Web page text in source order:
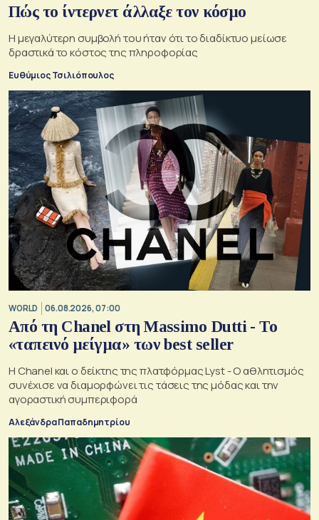
Πώς το ίντερνετ άλλαξε τον κόσμο
Η μεγαλύτερη συμβολή του ήταν ότι το διαδίκτυο μείωσε
δραστικά το κόστος της πληροφορίας
Ευθύμιος Τσιλιόπουλος
WORLD 06.08.2026, 07:00
Από τη Chanel στη Massimo Dutti - Το
«ταπεινό μείγμα» των best seller
Η Chanel και ο δείκτης της πλατφόρμας Lyst - Ο αθλητισμός
συνέχισε να διαμορφώνει τις τάσεις της μόδας και την
αγοραστική συμπεριφορά
Αλεξάνδρα Παπαδημητρίου